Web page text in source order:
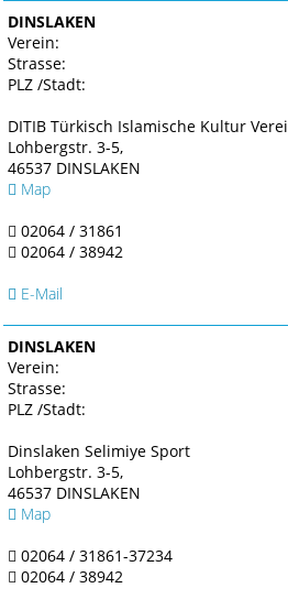
DINSLAKEN
Verein:
Strasse:
PLZ /Stadt:
DITIB Türkisch Islamische Kultur
Lohbergstr. 3-5,
46537 DINSLAKEN
Map
02064 / 31861
02064 / 38942
E-Mail
DINSLAKEN
Verein:
Strasse:
PLZ /Stadt:
Dinslaken Selimiye Sport
Lohbergstr. 3-5,
46537 DINSLAKEN
Map
02064 / 31861-37234
02064 / 38942